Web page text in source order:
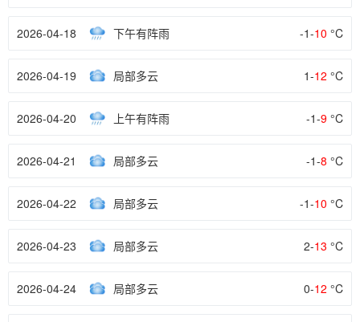
2026-04-18 下午有阵雨 -1-10 °C
2026-04-19 局部多云 1-12 °C
2026-04-20 上午有阵雨 -1-9 °C
2026-04-21 局部多云 -1-8 °C
2026-04-22 局部多云 -1-10 °C
2026-04-23 局部多云 2-13 °C
2026-04-24 局部多云 0-12 °C